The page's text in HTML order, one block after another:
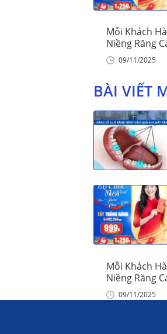
Mỗi Khách
Niềng Răng
09/11/2025
BÀI VIẾT
Mỗi Khách
Niềng Răng
09/11/2025